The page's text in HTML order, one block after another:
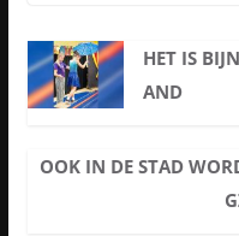
HET IS
AND
OOK IN DE STAD